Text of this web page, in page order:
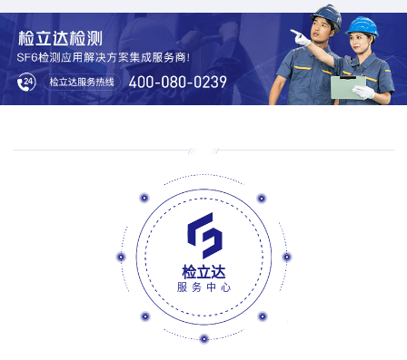
检立达
服务中心